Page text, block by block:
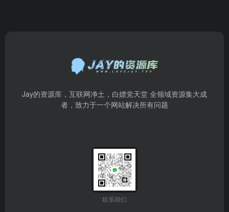
Jay的资源库，互联网净土，白嫖党天堂 全领域资源集大成
者，致力于一个网站解决所有问题
联系我们